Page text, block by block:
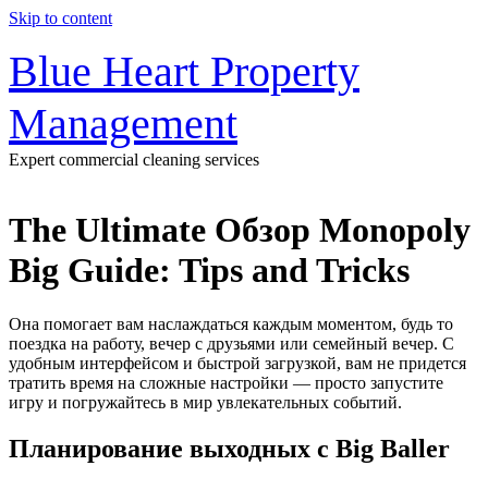
Skip to content
Blue Heart Property
Management
Expert commercial cleaning services
The Ultimate Обзор Monopoly
Big Guide: Tips and Tricks
Она помогает вам наслаждаться каждым моментом, будь то
поездка на работу, вечер с друзьями или семейный вечер. С
удобным интерфейсом и быстрой загрузкой, вам не придется
тратить время на сложные настройки — просто запустите
игру и погружайтесь в мир увлекательных событий.
Планирование выходных с Big Baller